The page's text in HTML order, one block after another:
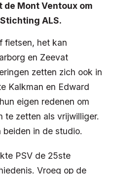
de Mont Ventoux om
ALS.
fietsen, het kan
en Zeevat
zetten zich ook in
Kalkman en Edward
eigen redenen om
te zetten als vrijwilliger.
beiden in de studio.
PSV de 25ste
Vroeg op de